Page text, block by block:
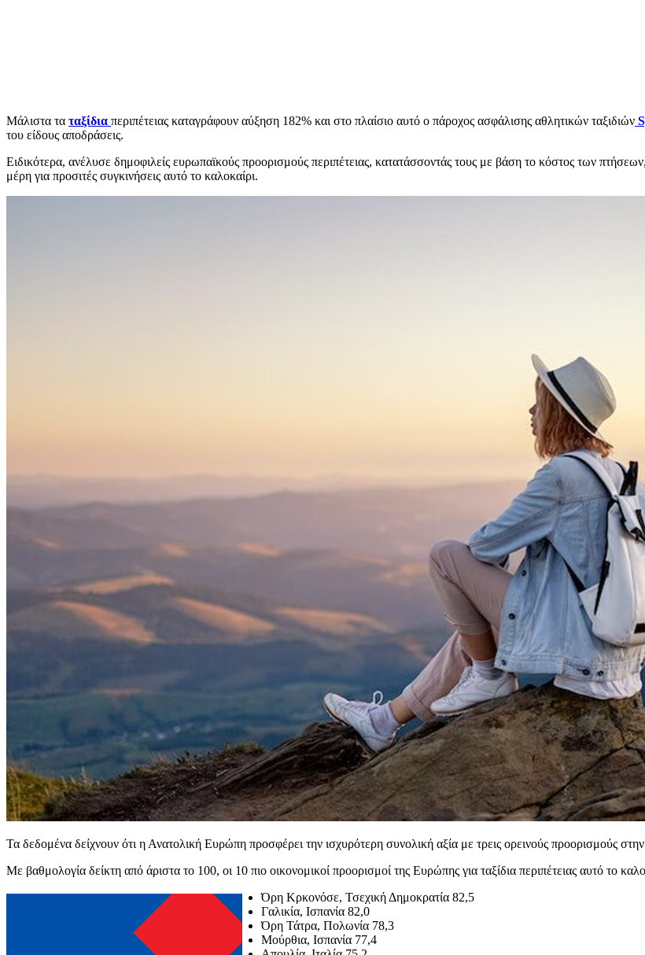
Μάλιστα τα ταξίδια περιπέτειας καταγράφουν αύξηση 182% και στο πλαίσιο αυτό ο πάροχος ασφάλισης αθλητικών ταξιδιών
του είδους αποδράσεις.
Ειδικότερα, ανέλυσε δημοφιλείς ευρωπαϊκούς προορισμούς περιπέτειας, κατατάσσοντάς τους με βάση το κόστος των
μέρη για προσιτές συγκινήσεις αυτό το καλοκαίρι.
Τα δεδομένα δείχνουν ότι η Ανατολική Ευρώπη προσφέρει την ισχυρότερη συνολική αξία με τρεις ορεινούς προορισμούς
Με βαθμολογία δείκτη από άριστα το 100, οι 10 πιο οικονομικοί προορισμοί της Ευρώπης για ταξίδια περιπέτειας αυτό το
Όρη Κρκονόσε, Τσεχική Δημοκρατία 82,5
Γαλικία, Ισπανία 82,0
Όρη Τάτρα, Πολωνία 78,3
Μούρθια, Ισπανία 77,4